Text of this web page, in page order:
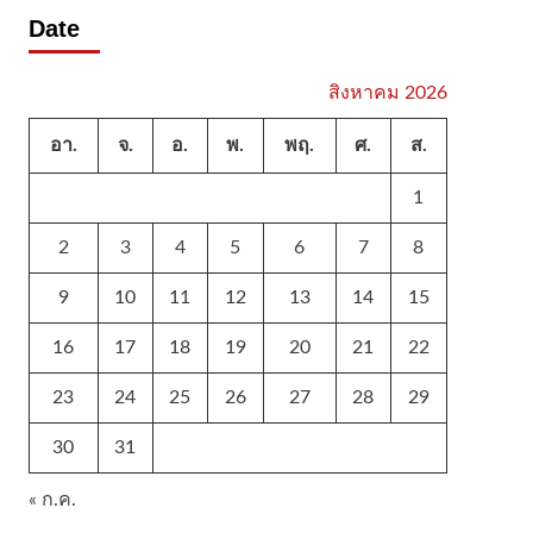
Date
สิงหาคม 2026
อา. จ. อ. พ. พฤ. ศ. ส.
1
2 3 4 5 6 7 8
9 10 11 12 13 14 15
16 17 18 19 20 21 22
23 24 25 26 27 28 29
30 31
« ก.ค.